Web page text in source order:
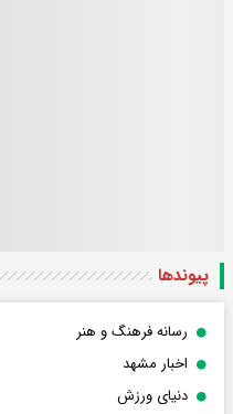
پیوندها
رسانه فرهنگ و هنر
اخبار مشهد
دنیای ورزش